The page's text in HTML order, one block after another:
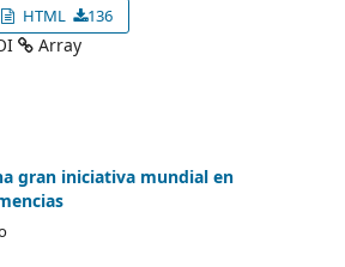
HTML 136
Array
gran iniciativa mundial en